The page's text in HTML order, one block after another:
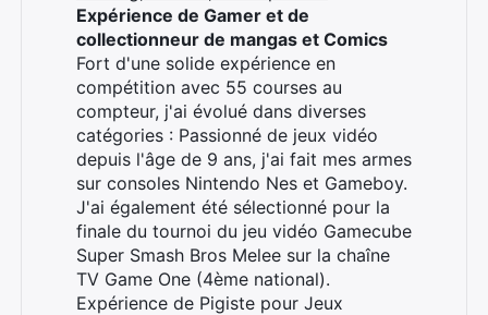
Expérience de Gamer et de
collectionneur de mangas et Comics
Fort d'une solide expérience en
compétition avec 55 courses au
compteur, j'ai évolué dans diverses
catégories : Passionné de jeux vidéo
depuis l'âge de 9 ans, j'ai fait mes armes
sur consoles Nintendo Nes et Gameboy.
J'ai également été sélectionné pour la
finale du tournoi du jeu vidéo Gamecube
Super Smash Bros Melee sur la chaîne
TV Game One (4ème national).
Expérience de Pigiste pour Jeux